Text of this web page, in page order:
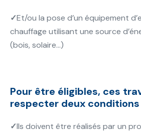
✓Et/ou la pose d’un équipement
chauffage utilisant une source
(bois, solaire…)
Pour être éligibles, ces
respecter deux conditions
✓Ils doivent être réalisés par un